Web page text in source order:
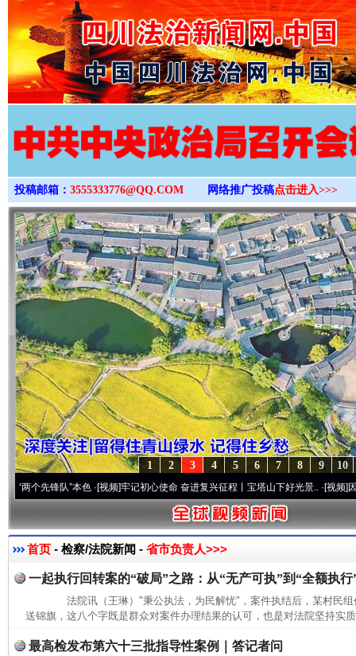
>
投稿邮箱： 3555333776@QQ.COM 网络推广投稿点击进入>>>
10
9
8
7
6
5
4
3
2
1
先锋队”本色·[视频]牢记初心使命 奋进复兴征程丨宝塔山下好光景..·[视频]因党而生
首页 - 检察/法院新闻 - 省市负责人>>>
一起执行回转案的“破局”之路：从“无产可执”到“全额执行
法院讯（王琳）"秉公执法，为民解忧"，案件执结后，某村民组
送锦旗，这八个字既是群众对案件办理结果的认可，也是对法院坚持实
最高检发布第六十三批指导性案例｜答记者问